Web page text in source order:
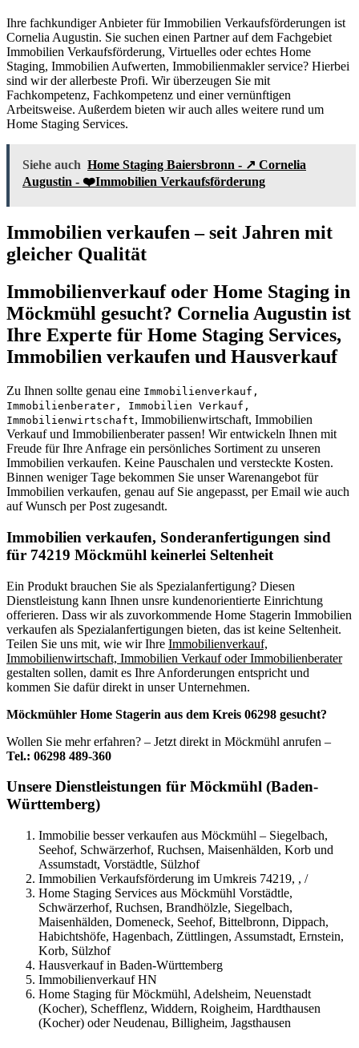
Ihre fachkundiger Anbieter für Immobilien Verkaufsförderungen ist
Cornelia Augustin. Sie suchen einen Partner auf dem Fachgebiet
Immobilien Verkaufsförderung, Virtuelles oder echtes Home
Staging, Immobilien Aufwerten, Immobilienmakler service? Hierbei
sind wir der allerbeste Profi. Wir überzeugen Sie mit
Fachkompetenz, Fachkompetenz und einer vernünftigen
Arbeitsweise. Außerdem bieten wir auch alles weitere rund um
Home Staging Services.
Siehe auch Home Staging Baiersbronn - ↗️ Cornelia
Augustin - ❤️Immobilien Verkaufsförderung
Immobilien verkaufen – seit Jahren mit
gleicher Qualität
Immobilienverkauf oder Home Staging in
Möckmühl gesucht? Cornelia Augustin ist
Ihre Experte für Home Staging Services,
Immobilien verkaufen und Hausverkauf
Zu Ihnen sollte genau eine Immobilienverkauf,
Immobilienberater, Immobilien Verkauf,
Immobilienwirtschaft, Immobilienwirtschaft, Immobilien
Verkauf und Immobilienberater passen! Wir entwickeln Ihnen mit
Freude für Ihre Anfrage ein persönliches Sortiment zu unseren
Immobilien verkaufen. Keine Pauschalen und versteckte Kosten.
Binnen weniger Tage bekommen Sie unser Warenangebot für
Immobilien verkaufen, genau auf Sie angepasst, per Email wie auch
auf Wunsch per Post zugesandt.
Immobilien verkaufen, Sonderanfertigungen sind
für 74219 Möckmühl keinerlei Seltenheit
Ein Produkt brauchen Sie als Spezialanfertigung? Diesen
Dienstleistung kann Ihnen unsre kundenorientierte Einrichtung
offerieren. Dass wir als zuvorkommende Home Stagerin Immobilien
verkaufen als Spezialanfertigungen bieten, das ist keine Seltenheit.
Teilen Sie uns mit, wie wir Ihre Immobilienverkauf,
Immobilienwirtschaft, Immobilien Verkauf oder Immobilienberater
gestalten sollen, damit es Ihre Anforderungen entspricht und
kommen Sie dafür direkt in unser Unternehmen.
Möckmühler Home Stagerin aus dem Kreis 06298 gesucht?
Wollen Sie mehr erfahren? – Jetzt direkt in Möckmühl anrufen –
Tel.: 06298 489-360
Unsere Dienstleistungen für Möckmühl (Baden-
Württemberg)
Immobilie besser verkaufen aus Möckmühl – Siegelbach,
Seehof, Schwärzerhof, Ruchsen, Maisenhälden, Korb und
Assumstadt, Vorstädtle, Sülzhof
Immobilien Verkaufsförderung im Umkreis 74219, , /
Home Staging Services aus Möckmühl Vorstädtle,
Schwärzerhof, Ruchsen, Brandhölzle, Siegelbach,
Maisenhälden, Domeneck, Seehof, Bittelbronn, Dippach,
Habichtshöfe, Hagenbach, Züttlingen, Assumstadt, Ernstein,
Korb, Sülzhof
Hausverkauf in Baden-Württemberg
Immobilienverkauf HN
Home Staging für Möckmühl, Adelsheim, Neuenstadt
(Kocher), Schefflenz, Widdern, Roigheim, Hardthausen
(Kocher) oder Neudenau, Billigheim, Jagsthausen